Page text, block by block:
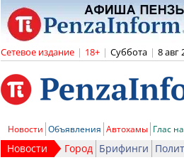
Сетевое издание | 18+ | Суббота | 8 авг
Новости Объявления Автохамы Глас
Новости Город Брифинги